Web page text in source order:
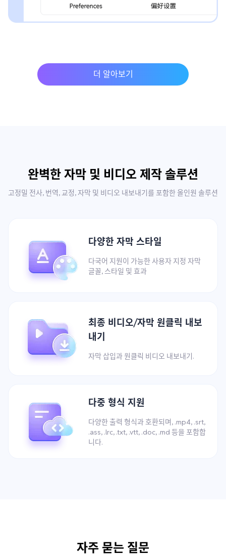
더 알아보기
완벽한 자막 및 비디오 제작 솔루션
고정밀 전사, 번역, 교정, 자막 및 비디오 내보내기를 포함한 올인원 솔루션
다양한 자막 스타일
다국어 지원이 가능한 사용자 지정 자막
글꼴, 스타일 및 효과
최종 비디오/자막 원클릭 내보
내기
자막 삽입과 원클릭 비디오 내보내기.
다중 형식 지원
다양한 출력 형식과 호환되며, .mp4, .srt,
.ass, .lrc, .txt, .vtt, .doc, .md 등을 포함합
니다.
자주 묻는 질문